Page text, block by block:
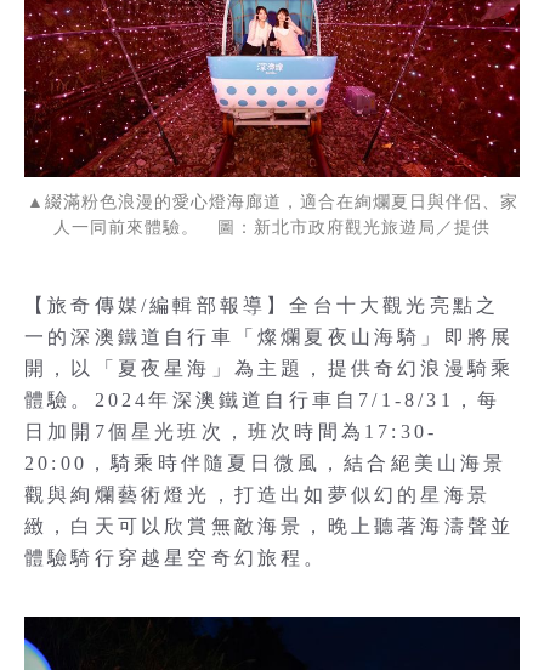
▲綴滿粉色浪漫的愛心燈海廊道，適合在絢爛夏日與伴侶、家
人一同前來體驗。 圖：新北市政府觀光旅遊局／提供
【旅奇傳媒/編輯部報導】全台十大觀光亮點之
一的深澳鐵道自行車「燦爛夏夜山海騎」即將展
開，以「夏夜星海」為主題，提供奇幻浪漫騎乘
體驗。2024年深澳鐵道自行車自7/1-8/31，每
日加開7個星光班次，班次時間為17:30-
20:00，騎乘時伴隨夏日微風，結合絕美山海景
觀與絢爛藝術燈光，打造出如夢似幻的星海景
緻，白天可以欣賞無敵海景，晚上聽著海濤聲並
體驗騎行穿越星空奇幻旅程。